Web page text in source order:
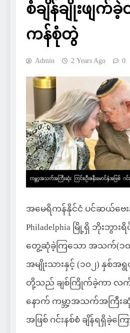
စံချိန်ချိုးဖျက်
ကန်စုံတွဲ
Admin 2 Years Ago 0
အမေရိကန်နိုင်ငံ ပင်ဆယ်ဗေး
Philadelphia မြို့ရှိ ဘိုးဘွာ
တွေ့ဆုံခဲ့ကြသော အသက်(၁
အမျိုးသားနှင့် (၁၀၂) နှစ်အ
တို့သည် ချစ်ကြိုက်ခဲ့ကာ လက်
နောက် ကမ္ဘာ့အသက်အကြီးဆုံ
အဖြစ် ဂင်းနစ်စံ ချိန်ရရှိခဲ့က